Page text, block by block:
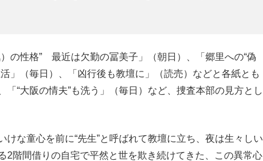
の性格” 最近は欠勤の冨美子」（朝日）、「郷里への“偽
」（毎日）、「凶行後も教壇に」（読売）などと各紙とも
“大阪の情夫”も洗う」（毎日）など、捜査本部の見方とし
な童心を前に“先生”と呼ばれて教壇に立ち、夜は生々しい
2階間借りの自宅で平然と世を欺き続けてきた、この異常心